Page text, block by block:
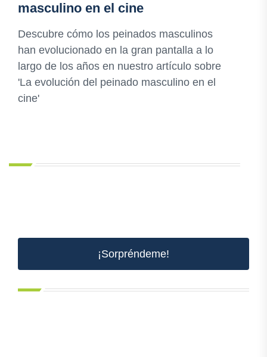
masculino en el cine
Descubre cómo los peinados masculinos
han evolucionado en la gran pantalla a lo
largo de los años en nuestro artículo sobre
'La evolución del peinado masculino en el
cine'
¡Sorpréndeme!